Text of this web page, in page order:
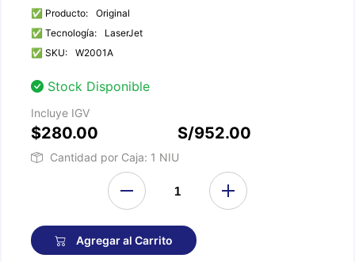
✅ Producto:
Original
✅ Tecnología:
LaserJet
✅ SKU:
W2001A
Stock Disponible
Incluye IGV
$280.00 S/952.00
Cantidad por Caja: 1 NIU
Agregar al Carrito